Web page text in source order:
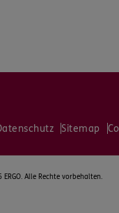
Sitemap
ERGO. Alle Rechte vorbehalten.